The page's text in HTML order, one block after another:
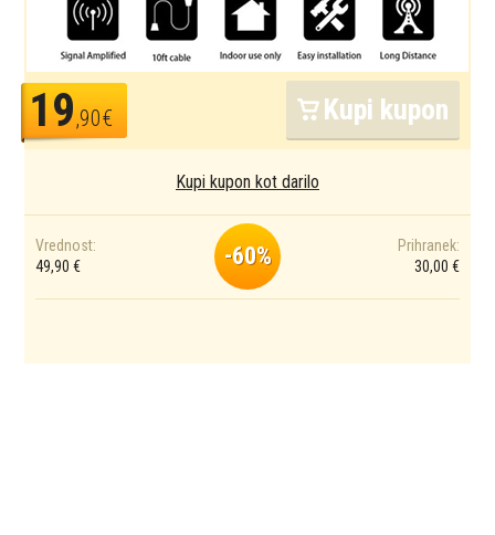
19,90€ Kupi kupon
Kupi kupon kot darilo
Vrednost:
49,90 €
-60%
Prihranek:
30,00 €